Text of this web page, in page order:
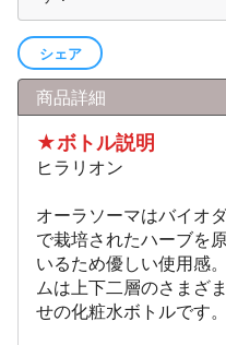
シェア
商品詳細
★ボトル説明
ヒラリオン
オーラソーマはバイオ
で栽培されたハーブを
いるため優しい使用感
ムは上下二層のさまざ
せの化粧水ボトルです。